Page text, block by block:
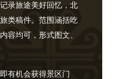
录旅途美好回忆，北
类稿件。范围涵括吃
容均可，形式图文、
有机会获得景区门